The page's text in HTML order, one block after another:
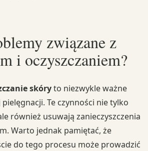
związane z
i oczyszczaniem?
skóryto niezwykle ważne
Te czynności nie tylko
również usuwają zanieczyszczenia
Warto jednak pamiętać, że
do tego procesu może prowadzić